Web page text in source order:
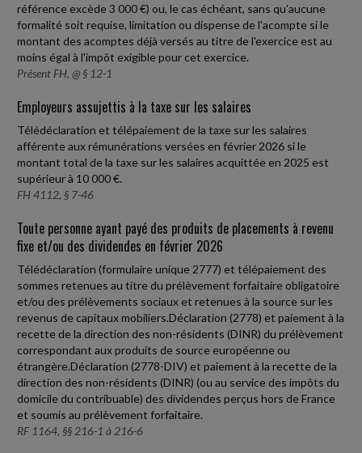
référence excède 3 000 €) ou, le cas échéant, sans qu'aucune
formalité soit requise, limitation ou dispense de l'acompte si le
montant des acomptes déjà versés au titre de l'exercice est au
moins égal à l'impôt exigible pour cet exercice.
Présent FH, @ § 12-1
Employeurs assujettis à la taxe sur les salaires
Télédéclaration et télépaiement de la taxe sur les salaires
afférente aux rémunérations versées en février 2026 si le
montant total de la taxe sur les salaires acquittée en 2025 est
supérieur à 10 000 €.
FH 4112, § 7-46
Toute personne ayant payé des produits de placements à revenu
fixe et/ou des dividendes en février 2026
Télédéclaration (formulaire unique 2777) et télépaiement des
sommes retenues au titre du prélèvement forfaitaire obligatoire
et/ou des prélèvements sociaux et retenues à la source sur les
revenus de capitaux mobiliers.Déclaration (2778) et paiement à la
recette de la direction des non-résidents (DINR) du prélèvement
correspondant aux produits de source européenne ou
étrangère.Déclaration (2778-DIV) et paiement à la recette de la
direction des non-résidents (DINR) (ou au service des impôts du
domicile du contribuable) des dividendes perçus hors de France
et soumis au prélèvement forfaitaire.
RF 1164, §§ 216-1 à 216-6